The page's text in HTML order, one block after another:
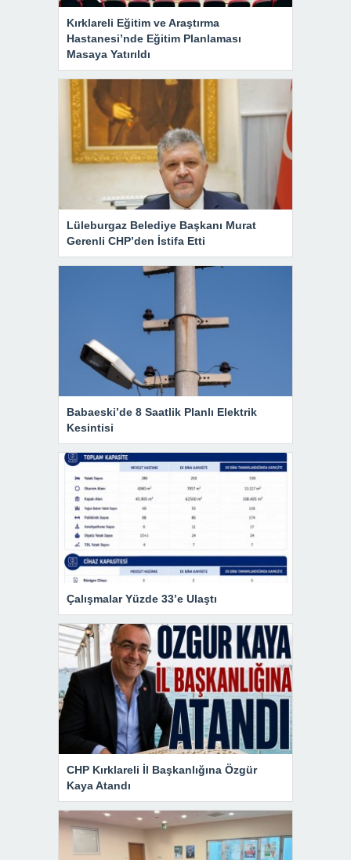
Kırklareli Eğitim ve Araştırma
Hastanesi’nde Eğitim Planlaması
Masaya Yatırıldı
Lüleburgaz Belediye Başkanı Murat
Gerenli CHP’den İstifa Etti
Babaeski’de 8 Saatlik Planlı Elektrik
Kesintisi
Çalışmalar Yüzde 33’e Ulaştı
CHP Kırklareli İl Başkanlığına Özgür
Kaya Atandı